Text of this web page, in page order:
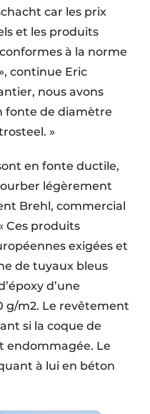
car les prix
et les produits
à la norme
continue Eric
nous avons
fonte de diamètre
»
en fonte ductile,
légèrement
Brehl, commercial
Ces produits
exigées et
de tuyaux bleus
d’une
g/m2. Le revêtement
si la coque de
endom­magée. Le
à lui en béton